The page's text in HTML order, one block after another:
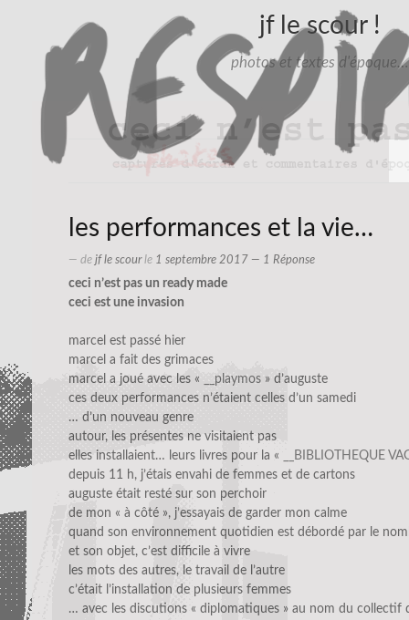
jf le scour !
photos et textes d'époque…
les performances et la vie…
— de jf le scourle 1 septembre 2017 — 1 Réponse
ceci n’est pas un ready made
ceci est une invasion
marcel est passé hier
marcel a fait des grimaces
marcel a joué avec les «
__playmos » d’auguste
ces deux performances n’étaient celles d’un samedi
… d’un nouveau genre
autour, les présentes ne visitaient pas
elles installaient… leurs livres pour la «
__BIBLIOTHEQUE
depuis 11 h, j’étais envahi de femmes et de cartons
auguste était resté sur son perchoir
de mon « à côté », j’essayais de garder mon calme
quand son environnement quotidien est débordé par le
et son objet, c’est difficile à vivre
les mots des autres, le travail de l’autre
c’était l’installation de plusieurs femmes
… avec les discutions « diplomatiques » au nom du collectif